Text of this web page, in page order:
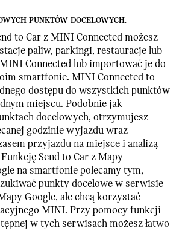
PUNKTÓW DOCELOWYCH.
to Car z MINI Connected możesz
paliw, parkingi, restauracje lub
Connected lub importować je do
smartfonie. MINI Connected to
dostępu do wszystkich punktów
miejscu. Podobnie jak
docelowych, otrzymujesz
godzinie wyjazdu wraz
przyjazdu na miejsce i analizą
Send to Car z Mapy
na smartfonie polecamy tym,
punkty docelowe w serwisie
Google, ale chcą korzystać
MINI. Przy pomocy funkcji
w tych serwisach możesz łatwo